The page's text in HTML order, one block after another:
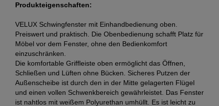
Produkteigenschaften:
VELUX Schwingfenster mit Einhandbedienung oben.
Preiswert und praktisch. Die Obenbedienung schafft Platz für
Möbel vor dem Fenster, ohne den Bedienkomfort
einzuschränken.
Die komfortable Griffleiste oben ermöglicht das Öffnen,
Schließen und Lüften ohne Bücken. Sicheres Putzen der
Außenscheibe ist durch den in der Mitte gelagerten Flügel
und einen vollen Schwenkbereich gewährleistet. Das Fenster
ist nahtlos mit weißem Polyurethan umhüllt. Es ist leicht zu